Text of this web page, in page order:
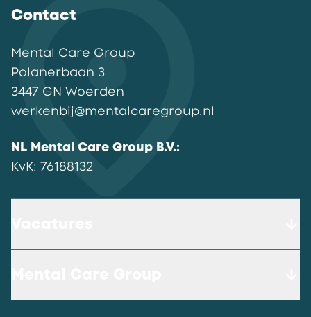
Contact
Mental Care Group
Polanerbaan 3
3447 GN Woerden
werkenbij@mentalcaregroup.nl
NL Mental Care Group B.V.:
KvK: 76188132